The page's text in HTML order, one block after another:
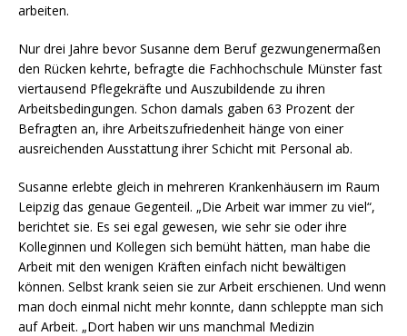
arbeiten.
Nur drei Jahre bevor Susanne dem Beruf gezwungenermaßen
den Rücken kehrte, befragte die Fachhochschule Münster fast
viertausend Pflegekräfte und Auszubildende zu ihren
Arbeitsbedingungen. Schon damals gaben 63 Prozent der
Befragten an, ihre Arbeitszufriedenheit hänge von einer
ausreichenden Ausstattung ihrer Schicht mit Personal ab.
Susanne erlebte gleich in mehreren Krankenhäusern im Raum
Leipzig das genaue Gegenteil. „Die Arbeit war immer zu viel“,
berichtet sie. Es sei egal gewesen, wie sehr sie oder ihre
Kolleginnen und Kollegen sich bemüht hätten, man habe die
Arbeit mit den wenigen Kräften einfach nicht bewältigen
können. Selbst krank seien sie zur Arbeit erschienen. Und wenn
man doch einmal nicht mehr konnte, dann schleppte man sich
auf Arbeit. „Dort haben wir uns manchmal Medizin